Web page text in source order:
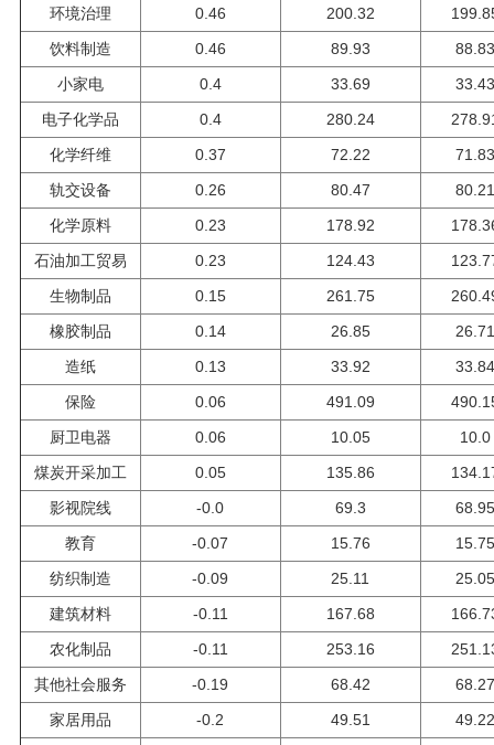
环境治理
0.46 200.32
饮料制造
0.46 89.93
88.83
小家电
0.4 33.69
33.43
电子化学品
0.4 280.24
化学纤维
0.37 72.22
71.83
轨交设备
0.26 80.47
80.21
化学原料
0.23 178.92
石油加工贸易
0.23 124.43
生物制品
0.15 261.75
橡胶制品
0.14 26.85
26.71
造纸
0.13 33.92
33.84
保险
0.06 491.09
厨卫电器
0.06 10.05
10.0
煤炭开采加工
0.05 135.86
影视院线
-0.0 69.3
68.95
教育
-0.07 15.76
15.75
纺织制造
-0.09 25.11
25.05
建筑材料
-0.11 167.68
农化制品
-0.11 253.16
其他社会服务
-0.19 68.42
68.27
家居用品
-0.2 49.51
49.22